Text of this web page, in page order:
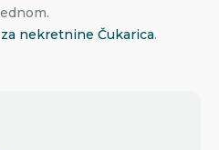
nekretnine Čukarica.